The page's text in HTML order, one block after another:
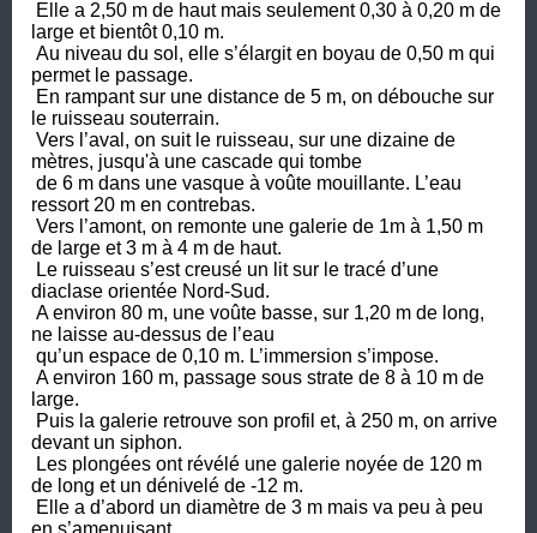
large et bientôt 0,10 m.
permet le passage.
le ruisseau souterrain.
mètres, jusqu'à une cascade qui tombe
ressort 20 m en contrebas.
de large et 3 m à 4 m de haut.
diaclase orientée Nord-Sud.
ne laisse au-dessus de l’eau
large.
devant un siphon.
de long et un dénivelé de -12 m.
en s’amenuisant.